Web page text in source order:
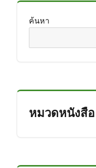
ค้นหา
หมวดหนังสือ